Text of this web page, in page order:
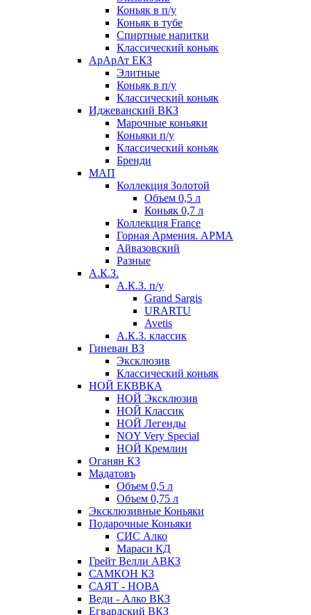
Коньяк в п/у
Коньяк в тубе
Спиртные напитки
Классический коньяк
АрАрАт ЕКЗ
Элитные
Коньяк в п/у
Классический коньяк
Иджеванский ВКЗ
Марочные коньяки
Коньяки п/у
Классический коньяк
Бренди
МАП
Коллекция Золотой
Объем 0,5 л
Коньяк 0,7 л
Коллекция France
Горная Армения. АРМА
Айвазовский
Разные
А.К.З.
А.К.З. п/у
Grand Sargis
URARTU
Avetis
А.К.З. классик
Гиневан ВЗ
Эксклюзив
Классический коньяк
НОЙ ЕКВВКА
НОЙ Эксклюзив
НОЙ Классик
НОЙ Легенды
NOY Very Speсial
НОЙ Кремлин
Оганян КЗ
Мадатовъ
Объем 0,5 л
Объем 0,75 л
Эксклюзивные Коньяки
Подарочные Коньяки
СИС Алко
Мараси КД
Грейт Велли АВКЗ
САМКОН КЗ
САЯТ - НОВА
Веди - Алко ВКЗ
Егвардский ВКЗ